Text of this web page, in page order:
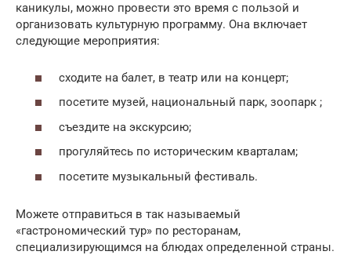
каникулы, можно провести это время с пользой и
организовать культурную программу. Она включает
следующие мероприятия:
сходите на балет, в театр или на концерт;
посетите музей, национальный парк, зоопарк ;
съездите на экскурсию;
прогуляйтесь по историческим кварталам;
посетите музыкальный фестиваль.
Можете отправиться в так называемый
«гастрономический тур» по ресторанам,
специализирующимся на блюдах определенной страны.